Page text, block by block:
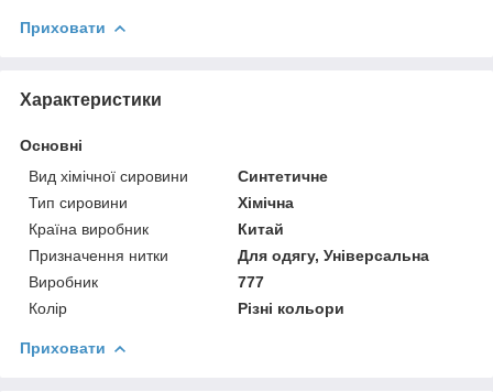
Приховати
Характеристики
Основні
Вид хімічної сировини
Синтетичне
Тип сировини
Хімічна
Країна виробник
Китай
Призначення нитки
Для одягу, Універсальна
Виробник
777
Колір
Різні кольори
Приховати